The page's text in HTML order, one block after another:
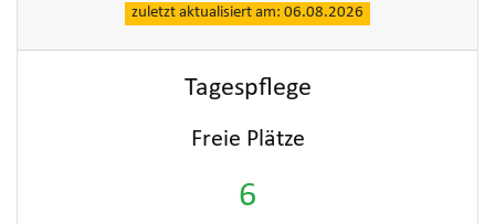
zuletzt aktualisiert am: 06.08.2026
Tagespflege
Freie Plätze
6